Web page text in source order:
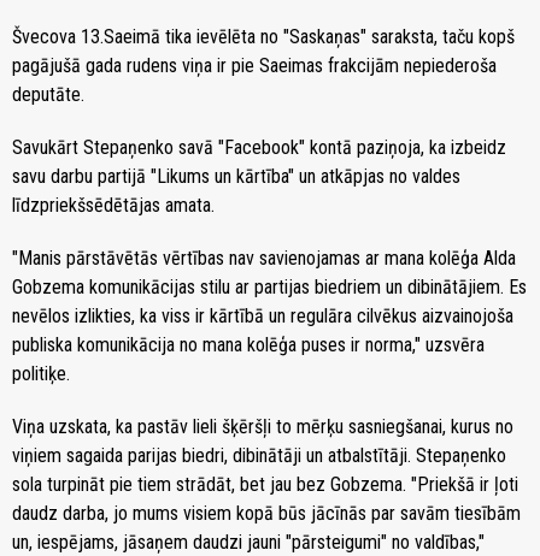
Švecova 13.Saeimā tika ievēlēta no "Saskaņas" saraksta, taču kopš
pagājušā gada rudens viņa ir pie Saeimas frakcijām nepiederoša
deputāte.
Savukārt Stepaņenko savā "Facebook" kontā paziņoja, ka izbeidz
savu darbu partijā "Likums un kārtība" un atkāpjas no valdes
līdzpriekšsēdētājas amata.
"Manis pārstāvētās vērtības nav savienojamas ar mana kolēģa Alda
Gobzema komunikācijas stilu ar partijas biedriem un dibinātājiem. Es
nevēlos izlikties, ka viss ir kārtībā un regulāra cilvēkus aizvainojoša
publiska komunikācija no mana kolēģa puses ir norma," uzsvēra
politiķe.
Viņa uzskata, ka pastāv lieli šķēršļi to mērķu sasniegšanai, kurus no
viņiem sagaida parijas biedri, dibinātāji un atbalstītāji. Stepaņenko
sola turpināt pie tiem strādāt, bet jau bez Gobzema. "Priekšā ir ļoti
daudz darba, jo mums visiem kopā būs jācīnās par savām tiesībām
un, iespējams, jāsaņem daudzi jauni "pārsteigumi" no valdības,"